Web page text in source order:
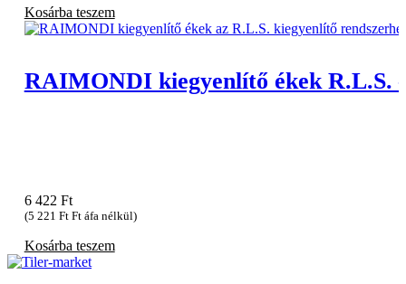
13
282 Ft.
619 Ft.
Kosárba teszem
RAIMONDI kiegyenlítő ékek R.L.S.
6 422 Ft
(5 221 FtFt áfa nélkül)
Kosárba teszem